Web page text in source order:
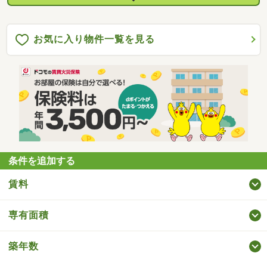
お気に入り物件一覧を見る
条件を追加する
賃料
専有面積
築年数